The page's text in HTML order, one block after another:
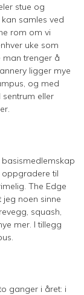
stue og
samles ved
rom om vi
uke som
man trenger å
ligger mye
og med
eller
oppgradere til
The Edge
jeg noen sinne
squash,
mer. I tillegg
ganger i året: i